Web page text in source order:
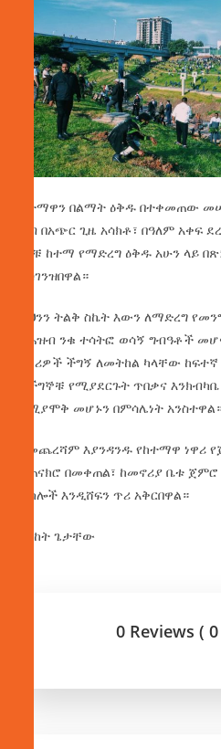
ከተማዋን በልማት ዕቅዱ በተቀመጠው
ግብ በአጭር ጊዜ አሳክቶ፣ በዓለም አቀፍ
ምቹ ከተማ የማድረግ ዕቅዱ አሁን ላይ
አስገንዝበዋል።
ይህንን ትልቅ ስኬት እውን ለማድረግ
የሕዝብ ንቁ ተሳትፎ ወሳኝ ግብዓቶች
ነዋሪዎች ችግኝ ለመትከል ካላቸው ከፍተኛ
ለችግኞቹ የሚያደርጉት ጥበቃና
የሚያሞቅ መሆኑን በምሳሌነት
በመጨረሻም እያንዳንዱ የከተማዋ ነዋሪ
አጠናክሮ በመቀጠል፣ ከመኖሪያ ቤቱ
ተክሎች እንዲሸፍን ጥሪ አቅርበዋል።
በረከት ጌታቸው
0 Reviews (